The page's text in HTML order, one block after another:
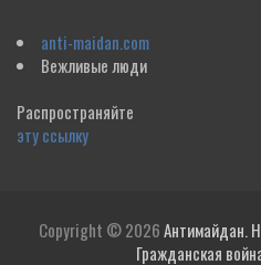
anti-maidan.com
Вежливые люди
Распространяйте
эту ссылку
Copyright © 2026Антимайдан.
Гражданская